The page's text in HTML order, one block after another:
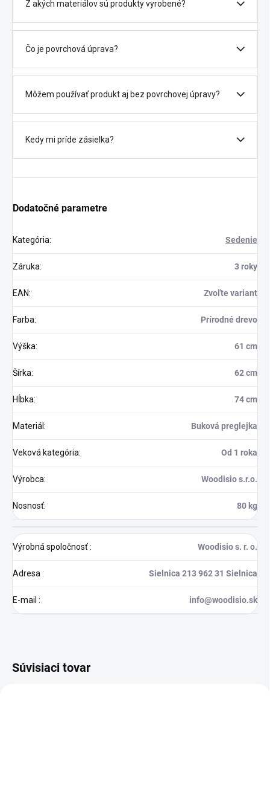
Súvisiaci tovar
Z akých materiálov sú produkty vyrobené?
Čo je povrchová úprava?
Môžem používať produkt aj bez povrchovej úpravy?
Kedy mi príde zásielka?
Dodatočné parametre
Kategória: Sedenie
Záruka: 3 roky
EAN: Zvoľte variant
Farba: Prírodné drevo
Výška: 61 cm
Šírka: 62 cm
Hĺbka: 74 cm
Materiál: Buková preglejka
Veková kategória: Od 1 roka
Výrobca: Woodisio s.r.o.
Nosnosť: 80 kg
Výrobná spoločnosť: Woodisio s. r. o.
Adresa: Sielnica 213 962 31 Sielnica
E-mail : info@woodisio.sk